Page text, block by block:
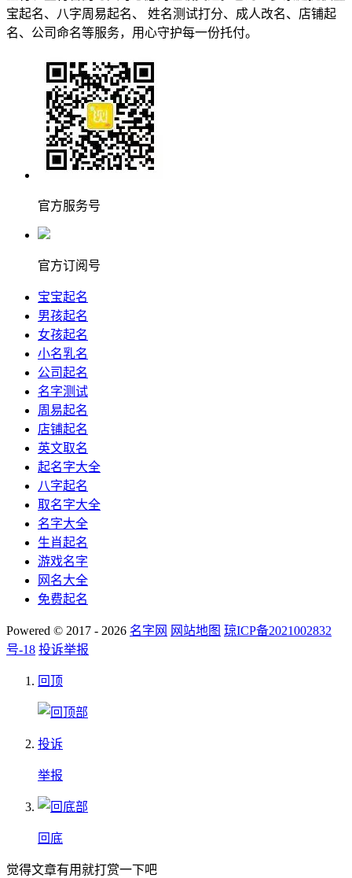
宝起名、八字周易起名、 姓名测试打分、成人改名、店铺起
名、公司命名等服务，用心守护每一份托付。
官方服务号
官方订阅号
宝宝起名
男孩起名
女孩起名
小名乳名
公司起名
名字测试
周易起名
店铺起名
英文取名
起名字大全
八字起名
取名字大全
名字大全
生肖起名
游戏名字
网名大全
免费起名
Powered © 2017 - 2026 名字网 网站地图 琼ICP备2021002832
号-18 投诉举报
回顶
投诉
举报
回底
觉得文章有用就打赏一下吧